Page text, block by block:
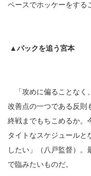
ペースでホッケーをする
▲パックを追う宮本
「攻めに偏ることなく
改善点の一つである反則
終戦までもちこめるか。
タイトなスケジュールと
したい」（八戸監督）
で臨みたいものだ。